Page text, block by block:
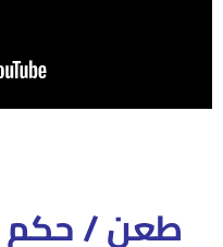
طعن / حكم